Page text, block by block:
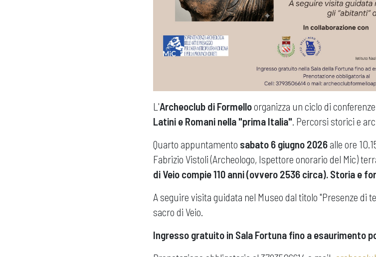
L'Archeoclub di Formelloorganizza un ciclo di
Latini e Romani nella "prima Italia". Percorsi storici e
Quarto appuntamento sabato 6 giugno 2026 alle ore
Fabrizio Vistoli (Archeologo, Ispettore onorario del Mic)
di Veio compie 110 anni (ovvero 2536 circa). Storia e
A seguire visita guidata nel Museo dal titolo "Presenze di
sacro di Veio.
Ingresso gratuito in Sala Fortuna fino a esaurimento